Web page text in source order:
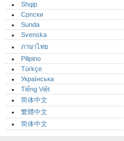
Shqip
Српски
Sunda
Svenska
ภาษาไทย
Pilipino
Türkçe
Українська
Tiếng Việt
简体中文
繁體中文
简体中文